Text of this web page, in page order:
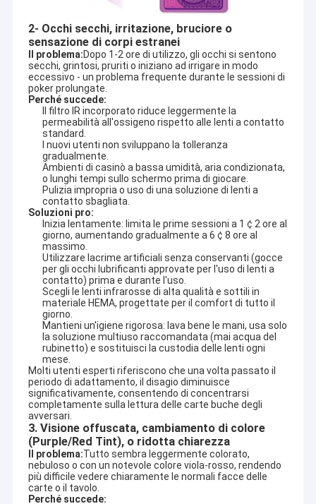
Casa
Prodotti
Circa noi
2- Occhi secchi, irritazione, bruciore o
sensazione di corpi estranei
Il problema:Dopo 1-2 ore di utilizzo, gli occhi si sentono
secchi, grintosi, pruriti o iniziano ad irrigare in modo
eccessivo - un problema frequente durante le sessioni di
poker prolungate.
Perché succede:
Il filtro IR incorporato riduce leggermente la
permeabilità all'ossigeno rispetto alle lenti a contatto
standard.
I nuovi utenti non sviluppano la tolleranza
gradualmente.
Ambienti di casinò a bassa umidità, aria condizionata,
o lunghi tempi sullo schermo prima di giocare.
Pulizia impropria o uso di una soluzione di lenti a
contatto sbagliata.
Soluzioni pro:
Inizia lentamente: limita le prime sessioni a 1 ¢ 2 ore al
giorno, aumentando gradualmente a 6 ¢ 8 ore al
massimo.
Utilizzare lacrime artificiali senza conservanti (gocce
per gli occhi lubrificanti approvate per l'uso di lenti a
contatto) prima e durante l'uso.
Scegli le lenti infrarosse di alta qualità e sottili in
materiale HEMA, progettate per il comfort di tutto il
giorno.
Mantieni un'igiene rigorosa: lava bene le mani, usa solo
la soluzione multiuso raccomandata (mai acqua del
rubinetto) e sostituisci la custodia delle lenti ogni
mese.
Molti utenti esperti riferiscono che una volta passato il
periodo di adattamento, il disagio diminuisce
significativamente, consentendo di concentrarsi
completamente sulla lettura delle carte buche degli
avversari.
3. Visione offuscata, cambiamento di colore
(Purple/Red Tint), o ridotta chiarezza
Il problema:Tutto sembra leggermente colorato,
nebuloso o con un notevole colore viola-rosso, rendendo
più difficile vedere chiaramente le normali facce delle
carte o il tavolo.
Perché succede:
YB Poker Cheat Co., Ltd è stata fondata nel 1999 e si trova in
una famosa città internazionale di Guangzhou. È la prima
azienda che ha ottenuto una licenza per la produzione, la
distribuzione e il servizio di casinò.YB Poker Cheat è in grado di
fornireAnalisatore di poker, carte segnate con inchiostro